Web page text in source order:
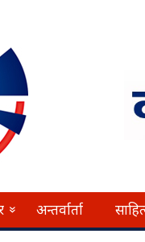
» अन्तर्वार्ता